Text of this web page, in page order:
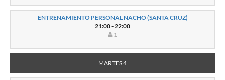
ENTRENAMIENTO PERSONAL NACHO (SANTA CRUZ)
21:00 - 22:00
1
MARTES 4